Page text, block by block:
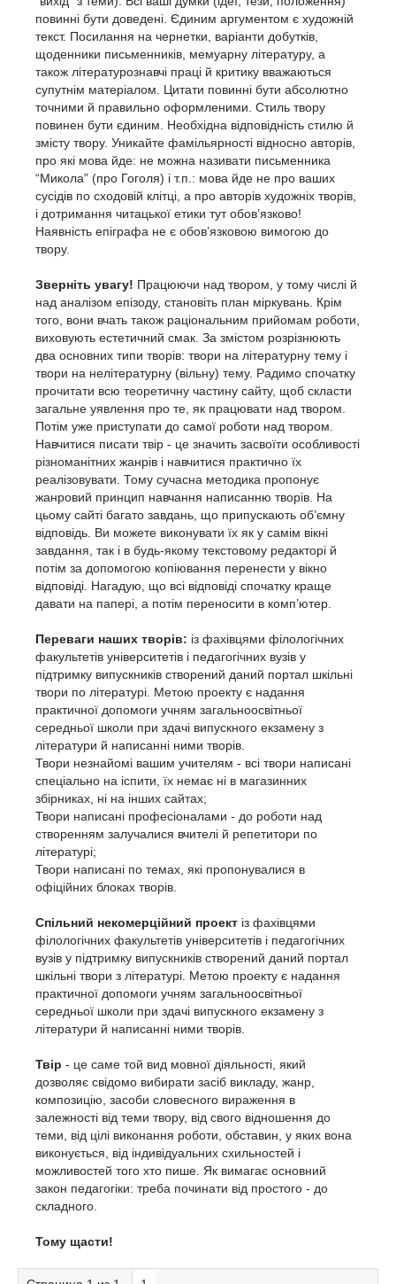
повинні бути доведені. Єдиним аргументом є художній
текст. Посилання на чернетки, варіанти добутків,
щоденники письменників, мемуарну літературу, а
також літературознавчі праці й критику вважаються
супутнім матеріалом. Цитати повинні бути абсолютно
точними й правильно оформленими. Стиль твору
повинен бути єдиним. Необхідна відповідність стилю й
змісту твору. Уникайте фамільярності відносно авторів,
про які мова йде: не можна називати письменника
“Микола” (про Гоголя) і т.п.: мова йде не про ваших
сусідів по сходовій клітці, а про авторів художніх творів,
і дотримання читацької етики тут обов’язково!
Наявність епіграфа не є обов’язковою вимогою до
твору.
Зверніть увагу! Працюючи над твором, у тому числі й
над аналізом епізоду, становіть план міркувань. Крім
того, вони вчать також раціональним прийомам роботи,
виховують естетичний смак. За змістом розрізнюють
два основних типи творів: твори на літературну тему і
твори на нелітературну (вільну) тему. Радимо спочатку
прочитати всю теоретичну частину сайту, щоб скласти
загальне уявлення про те, як працювати над твором.
Потім уже приступати до самої роботи над твором.
Навчитися писати твір - це значить засвоїти особливості
різноманітних жанрів і навчитися практично їх
реалізовувати. Тому сучасна методика пропонує
жанровий принцип навчання написанню творів. На
цьому сайті багато завдань, що припускають об’ємну
відповідь. Ви можете виконувати їх як у самім вікні
завдання, так і в будь-якому текстовому редакторі й
потім за допомогою копіювання перенести у вікно
відповіді. Нагадую, що всі відповіді спочатку краще
давати на папері, а потім переносити в комп’ютер.
Переваги наших творів: із фахівцями філологічних
факультетів університетів і педагогічних вузів у
підтримку випускників створений даний портал шкільні
твори по літературі. Метою проекту є надання
практичної допомоги учням загальноосвітньої
середньої школи при здачі випускного екзамену з
літератури й написанні ними творів.
Твори незнайомі вашим учителям - всі твори написані
спеціально на іспити, їх немає ні в магазинних
збірниках, ні на інших сайтах;
Твори написані професіоналами - до роботи над
створенням залучалися вчителі й репетитори по
літературі;
Твори написані по темах, які пропонувалися в
офіційних блоках творів.
Спільний некомерційний проект із фахівцями
філологічних факультетів університетів і педагогічних
вузів у підтримку випускників створений даний портал
шкільні твори з літературі. Метою проекту є надання
практичної допомоги учням загальноосвітньої
середньої школи при здачі випускного екзамену з
літератури й написанні ними творів.
Твір - це саме той вид мовної діяльності, який
дозволяє свідомо вибирати засіб викладу, жанр,
композицію, засоби словесного вираження в
залежності від теми твору, від свого відношення до
теми, від цілі виконання роботи, обставин, у яких вона
виконується, від індивідуальних схильностей і
можливостей того хто пише. Як вимагає основний
закон педагогіки: треба починати від простого - до
складного.
Тому щасти!